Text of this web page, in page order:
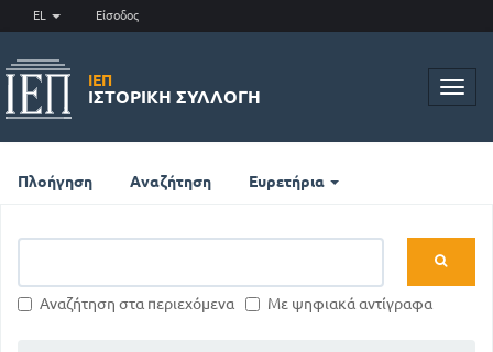
EL Είσοδος
ΙΕΠ
ΙΣΤΟΡΙΚΉ ΣΥΛΛΟΓΉ
Πλοήγηση Αναζήτηση Ευρετήρια
Αναζήτηση στα περιεχόμενα Με ψηφιακά αντίγραφα